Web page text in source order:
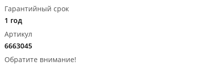
Гарантийный срок
1 год
Артикул
6663045
Обратите внимание!